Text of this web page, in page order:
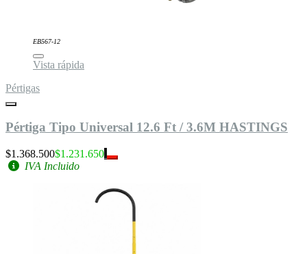
EB567-12
Vista rápida
Pértigas
Pértiga Tipo Universal 12.6 Ft / 3.6M HASTINGS
$1.368.500$1.231.650
IVA Incluido